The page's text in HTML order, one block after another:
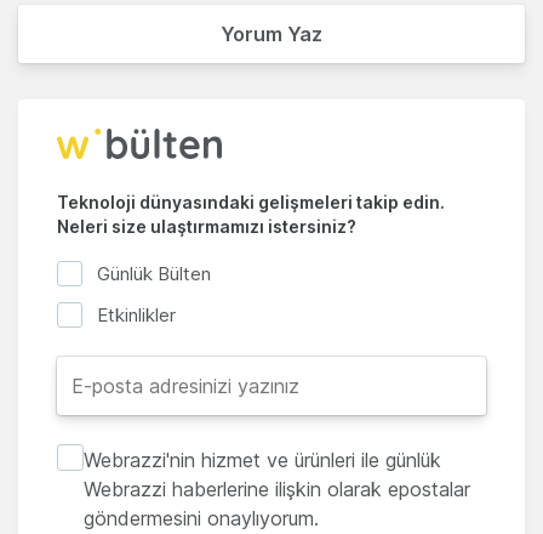
Yorum Yaz
Teknoloji dünyasındaki gelişmeleri takip edin.
Neleri size ulaştırmamızı istersiniz?
Günlük Bülten
Etkinlikler
Webrazzi'nin hizmet ve ürünleri ile günlük
Webrazzi haberlerine ilişkin olarak epostalar
göndermesini onaylıyorum.